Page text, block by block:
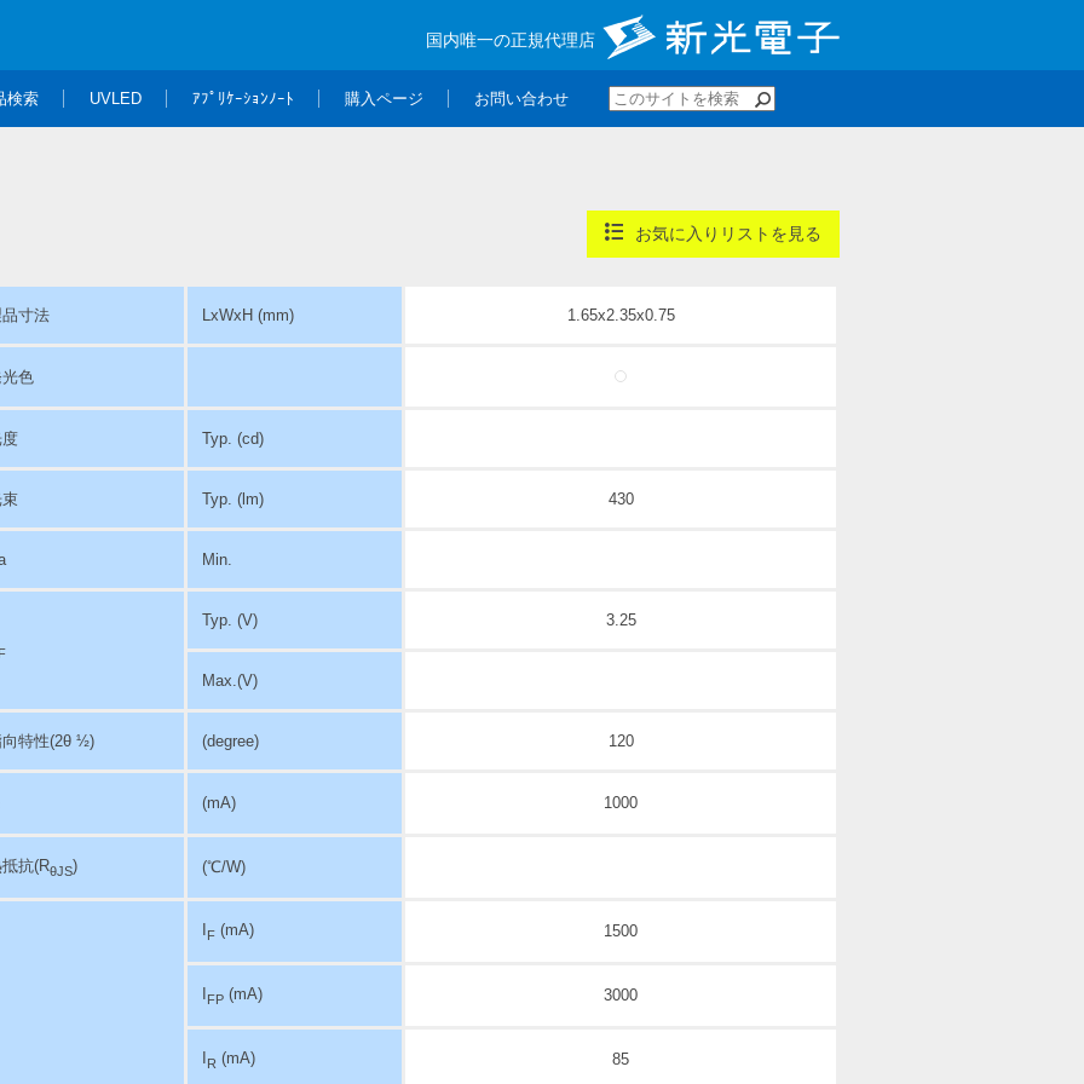
国内唯一の正規代理店
検索 UVLED ｱﾌﾟﾘｹｰｼｮﾝﾉｰﾄ 購入ページ お問い合わせ
お気に入りリストを見る
寸法 LxWxH (mm) 1.65x2.35x0.75
色
Typ. (cd)
Typ. (lm) 430
Min.
F
Typ. (V) 3.25
Max.(V)
特性(2θ ½) (degree) 120
(mA) 1000
抗(RθJS) (℃/W)
F (mA) 1500
FP (mA) 3000
R (mA) 85